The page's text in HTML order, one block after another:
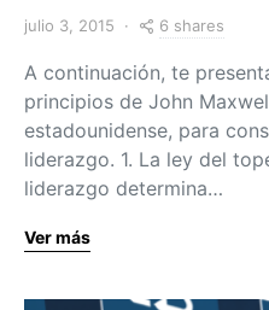
julio 3, 2015 6 shares
A continuación, te
principios de John
estadounidense, para
liderazgo. 1. La ley del
liderazgo determina…
Ver más